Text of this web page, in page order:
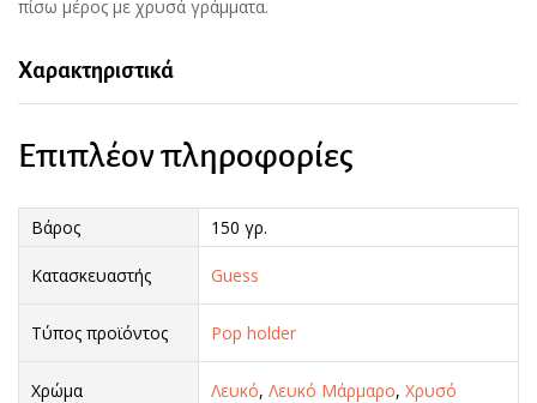
πίσω μέρος με χρυσά γράμματα.
Χαρακτηριστικά
Επιπλέον πληροφορίες
Βάρος 150 γρ.
Κατασκευαστής Guess
Τύπος προϊόντος Pop holder
Χρώμα Λευκό, Λευκό Μάρμαρο, Χρυσό